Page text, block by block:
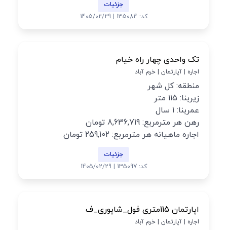
جزئیات
کد: 135084 | 1405/02/29
تک واحدی چهار راه خیام
اجاره | آپارتمان | خرم آباد
منطقه: کل شهر
زیربنا: 115 متر
عمربنا: 1 سال
رهن هر مترمربع: 8,636,719 تومان
اجاره ماهیانه هر مترمربع: 259,102 تومان
جزئیات
کد: 135097 | 1405/02/29
اپارتمان 115متری فول_شاپوری_ف
اجاره | آپارتمان | خرم آباد